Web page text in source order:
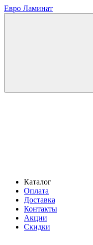
Евро Ламинат
Каталог
Оплата
Доставка
Контакты
Акции
Скидки